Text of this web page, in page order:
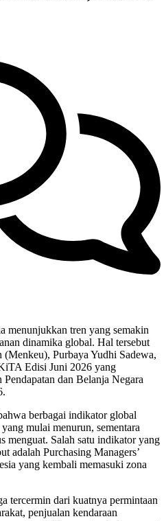
menunjukkan tren yang semakin
dinamika global. Hal tersebut
Purbaya Yudhi Sadewa,
Edisi Juni 2026 yang
dan Belanja Negara
berbagai indikator global
mulai menurun, sementara
menguat. Salah satu indikator yang
adalah Purchasing Managers’
yang kembali memasuki zona
tercermin dari kuatnya permintaan
penjualan kendaraan